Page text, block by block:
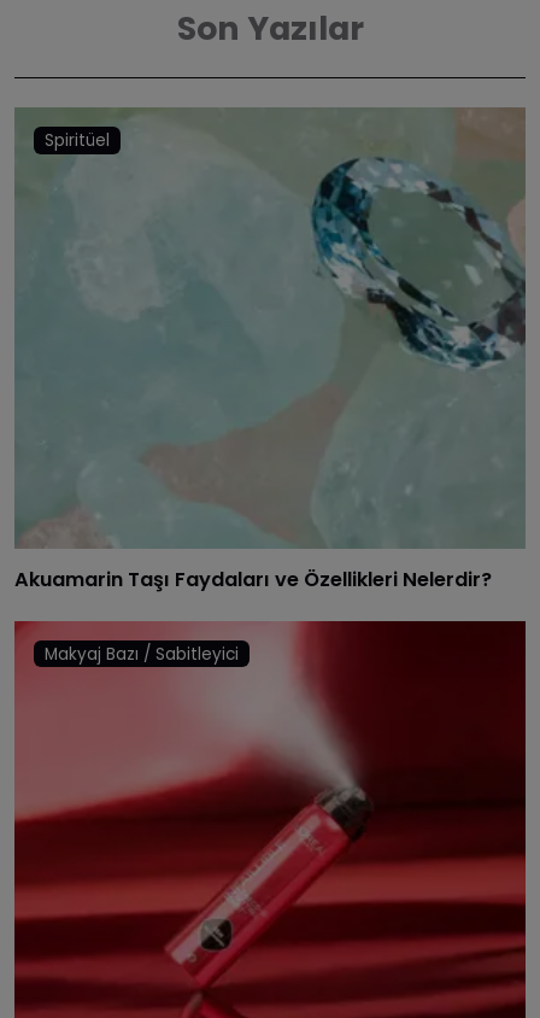
Son Yazılar
Spiritüel
Akuamarin Taşı Faydaları ve Özellikleri Nelerdir?
Makyaj Bazı / Sabitleyici